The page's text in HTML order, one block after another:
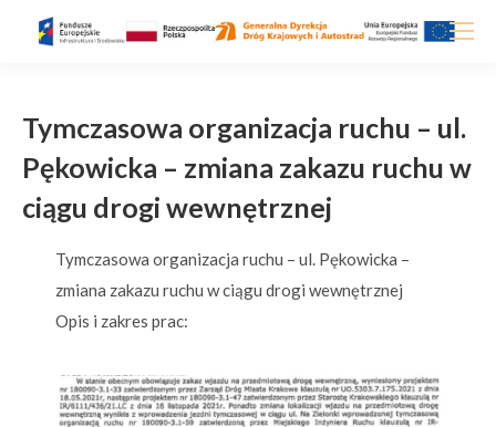
Tymczasowa organizacja ruchu – ul.
Pękowicka – zmiana zakazu ruchu w
ciągu drogi wewnętrznej
Tymczasowa organizacja ruchu – ul. Pękowicka –
zmiana zakazu ruchu w ciągu drogi wewnętrznej
Opis i zakres prac: